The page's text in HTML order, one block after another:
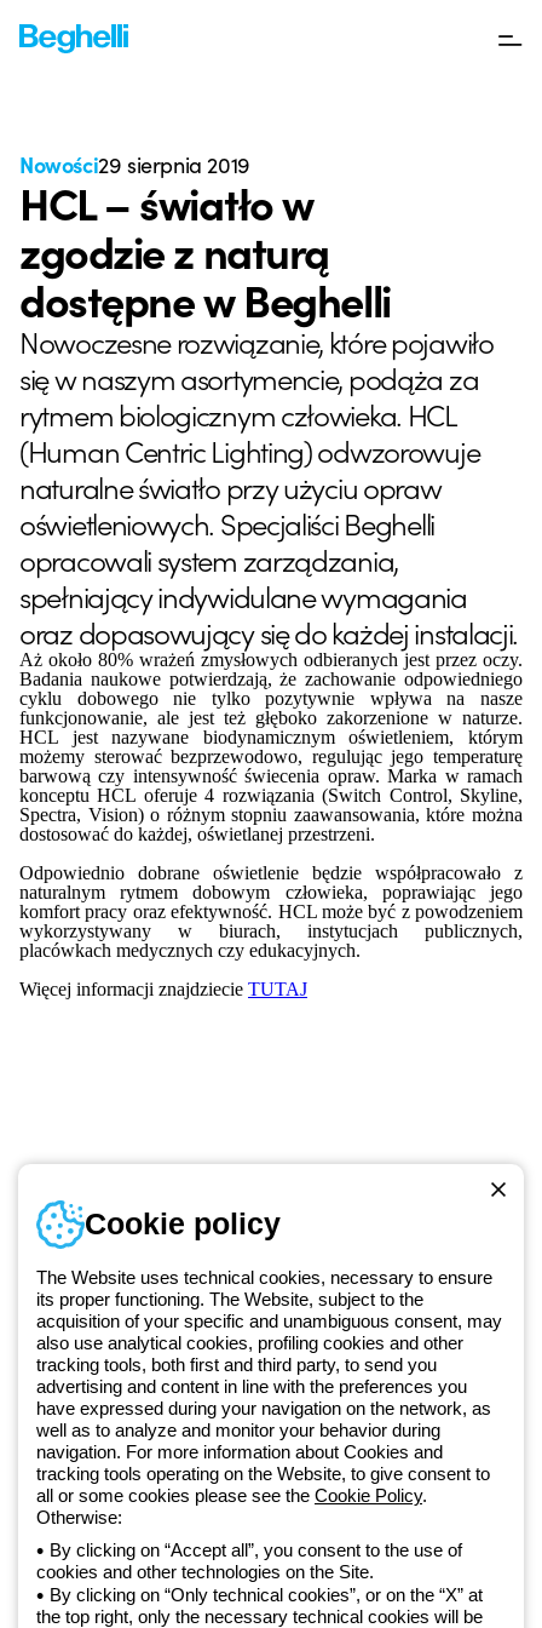
Nowości29 sierpnia 2019
HCL – światło w
zgodzie z naturą
dostępne w Beghelli
Nowoczesne rozwiązanie, które pojawiło
się w naszym asortymencie, podąża za
rytmem biologicznym człowieka. HCL
(Human Centric Lighting) odwzorowuje
naturalne światło przy użyciu opraw
oświetleniowych. Specjaliści Beghelli
opracowali system zarządzania,
spełniający indywidulane wymagania
oraz dopasowujący się do każdej instalacji.
Aż około 80% wrażeń zmysłowych odbieranych jest przez oczy.
Badania naukowe potwierdzają, że zachowanie odpowiedniego
cyklu dobowego nie tylko pozytywnie wpływa na nasze
funkcjonowanie, ale jest też głęboko zakorzenione w naturze.
HCL jest nazywane biodynamicznym oświetleniem, którym
możemy sterować bezprzewodowo, regulując jego temperaturę
barwową czy intensywność świecenia opraw. Marka w ramach
konceptu HCL oferuje 4 rozwiązania (Switch Control, Skyline,
Spectra, Vision) o różnym stopniu zaawansowania, które można
dostosować do każdej, oświetlanej przestrzeni.
Odpowiednio dobrane oświetlenie będzie współpracowało z
naturalnym rytmem dobowym człowieka, poprawiając jego
komfort pracy oraz efektywność. HCL może być z powodzeniem
wykorzystywany w biurach, instytucjach publicznych,
placówkach medycznych czy edukacyjnych.
Więcej informacji znajdziecie TUTAJ
Od 2025 roku firma Beghelli jest częścią Grupy GEWISS, działając w
ramach ekosystemu GEWISS LightZone, w którym tworzymy
zintegrowane rozwiązania oświetleniowe, przekształcające
złożoność w prostotę oraz wspierające profesjonalistów i
użytkowników w realizacji ich potrzeb.Dowiedz się więcej o GEWISS
Numer telefonu
Od poniedziałku do piątku w godzinach 8:00 do 16:00
+48 32 422 55 79
Polityka prywatności
Polityka cookies
Cookie policy
The Website uses technical cookies, necessary to ensure
its proper functioning. The Website, subject to the
acquisition of your specific and unambiguous consent, may
also use analytical cookies, profiling cookies and other
tracking tools, both first and third party, to send you
advertising and content in line with the preferences you
have expressed during your navigation on the network, as
well as to analyze and monitor your behavior during
navigation. For more information about Cookies and
tracking tools operating on the Website, to give consent to
all or some cookies please see the Cookie Policy.
Otherwise:
By clicking on “Accept all”, you consent to the use of
cookies and other technologies on the Site.
By clicking on “Only technical cookies”, or on the “X” at
the top right, only the necessary technical cookies will be